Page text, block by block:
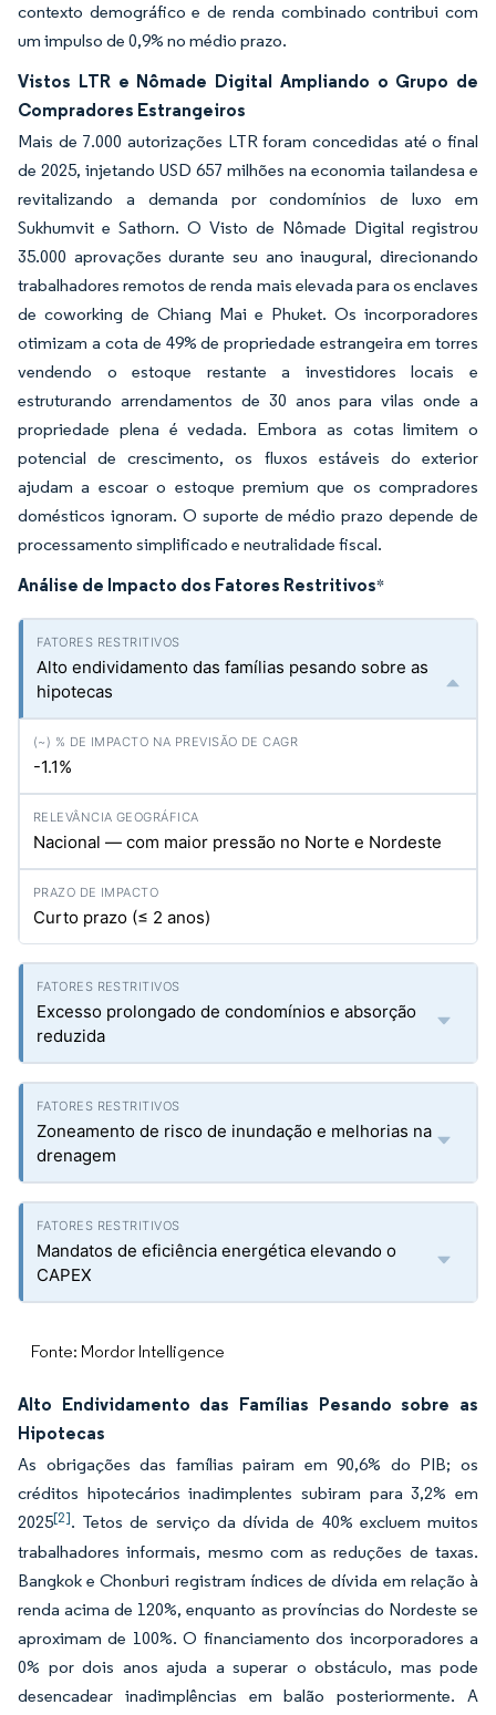
contexto demográfico e de renda combinado contribui com
um impulso de 0,9% no médio prazo.
Vistos LTR e Nômade Digital Ampliando o Grupo de
Compradores Estrangeiros
Mais de 7.000 autorizações LTR foram concedidas até o final
de 2025, injetando USD 657 milhões na economia tailandesa e
revitalizando a demanda por condomínios de luxo em
Sukhumvit e Sathorn. O Visto de Nômade Digital registrou
35.000 aprovações durante seu ano inaugural, direcionando
trabalhadores remotos de renda mais elevada para os enclaves
de coworking de Chiang Mai e Phuket. Os incorporadores
otimizam a cota de 49% de propriedade estrangeira em torres
vendendo o estoque restante a investidores locais e
estruturando arrendamentos de 30 anos para vilas onde a
propriedade plena é vedada. Embora as cotas limitem o
potencial de crescimento, os fluxos estáveis do exterior
ajudam a escoar o estoque premium que os compradores
domésticos ignoram. O suporte de médio prazo depende de
processamento simplificado e neutralidade fiscal.
Análise de Impacto dos Fatores Restritivos*
Alto endividamento das famílias pesando sobre as
hipotecas
-1.1%
Nacional — com maior pressão no Norte e Nordeste
Curto prazo (≤ 2 anos)
Excesso prolongado de condomínios e absorção
reduzida
Zoneamento de risco de inundação e melhorias na
drenagem
Mandatos de eficiência energética elevando o
CAPEX
Fonte: Mordor Intelligence
Alto Endividamento das Famílias Pesando sobre as
Hipotecas
As obrigações das famílias pairam em 90,6% do PIB; os
créditos hipotecários inadimplentes subiram para 3,2% em
2025[2]. Tetos de serviço da dívida de 40% excluem muitos
trabalhadores informais, mesmo com as reduções de taxas.
Bangkok e Chonburi registram índices de dívida em relação à
renda acima de 120%, enquanto as províncias do Nordeste se
aproximam de 100%. O financiamento dos incorporadores a
0% por dois anos ajuda a superar o obstáculo, mas pode
desencadear inadimplências em balão posteriormente. A